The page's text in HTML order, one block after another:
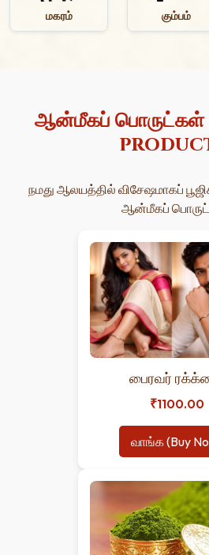
மகரம் கும்பம்
ஆன்மீகப்
நமது ஆலயத்தில் விசேஷமாகப்
ஆன்மீகப்
பைரவர்
₹1100.00
வாங்க (Buy